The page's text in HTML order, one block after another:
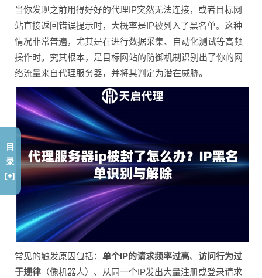
当你发现之前用得好好的代理IP突然无法连接，或者目标网
站直接返回错误提示时，大概率是IP被列入了黑名单。这种
情况非常普遍，尤其是在进行数据采集、自动化测试等高频
操作时。究其根本，是目标网站的防御机制识别出了你的网
络流量来自代理服务器，并将其判定为潜在威胁。
常见的触发原因包括： 单个IP的请求频率过高、 访问行为过
于规律 （像机器人）、从同一个IP发出大量注册或登录请求
目
录
[+]